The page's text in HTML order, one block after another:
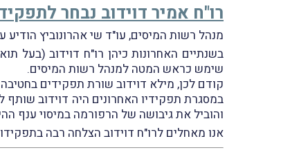
רו"ח אמיר דוידוב נבחר
מנהל רשות המיסים, עו"ד שי אהרונוביץ
בשנתיים האחרונות כיהן רו"ח דוידוב (בעל
שימש כראש המטה למנהל רשות המיסים.
קודם לכן, מילא דוידוב שורת תפקידים
במסגרת תפקידיו האחרונים היה דוידוב
והוביל את גיבושה של הרפורמה במיסוי ענף
אנו מאחלים לרו"ח דוידוב הצלחה רבה